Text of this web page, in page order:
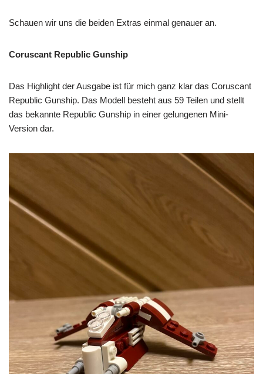
Schauen wir uns die beiden Extras einmal genauer an.
Coruscant Republic Gunship
Das Highlight der Ausgabe ist für mich ganz klar das Coruscant
Republic Gunship. Das Modell besteht aus 59 Teilen und stellt
das bekannte Republic Gunship in einer gelungenen Mini-
Version dar.